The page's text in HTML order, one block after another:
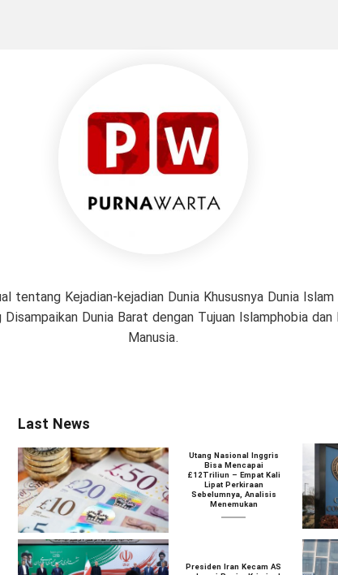
tentang Kejadian-kejadian Dunia Khususnya Dunia
Dunia Barat dengan Tujuan Islamphobia
Manusia.
Last News
Utang Nasional Inggris
Bisa Mencapai
£12Triliun – Empat Kali
Lipat Perkiraan
Sebelumnya, Analisis
Menemukan
Presiden Iran Kecam AS